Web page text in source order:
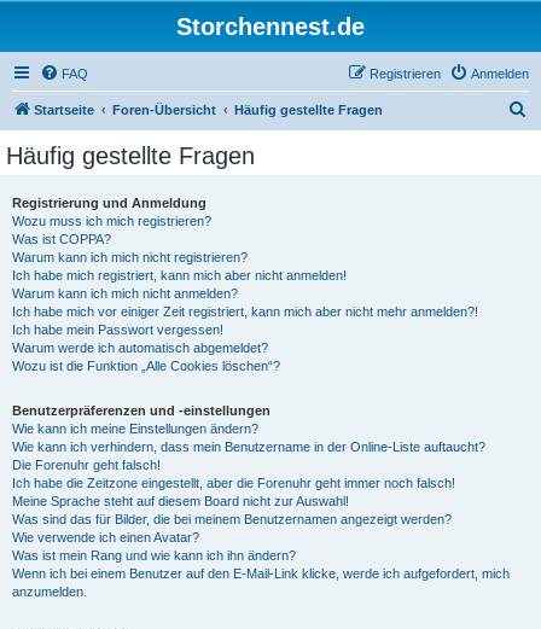
Storchennest.de
FAQ Anmelden
Registrieren
Startseite Foren-Übersicht Häufig gestellte Fragen
Häufig gestellte Fragen
Registrierung und Anmeldung
Wozu muss ich mich registrieren?
Was ist COPPA?
Warum kann ich mich nicht registrieren?
Ich habe mich registriert, kann mich aber nicht anmelden!
Warum kann ich mich nicht anmelden?
Ich habe mich vor einiger Zeit registriert, kann mich aber nicht mehr anmelden?!
Ich habe mein Passwort vergessen!
Warum werde ich automatisch abgemeldet?
Wozu ist die Funktion „Alle Cookies löschen“?
Benutzerpräferenzen und -einstellungen
Wie kann ich meine Einstellungen ändern?
Wie kann ich verhindern, dass mein Benutzername in der Online-Liste auftaucht?
Die Forenuhr geht falsch!
Ich habe die Zeitzone eingestellt, aber die Forenuhr geht immer noch falsch!
Meine Sprache steht auf diesem Board nicht zur Auswahl!
Was sind das für Bilder, die bei meinem Benutzernamen angezeigt werden?
Wie verwende ich einen Avatar?
Was ist mein Rang und wie kann ich ihn ändern?
Wenn ich bei einem Benutzer auf den E-Mail-Link klicke, werde ich aufgefordert, mich
anzumelden.